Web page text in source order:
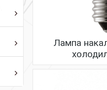
Лампа